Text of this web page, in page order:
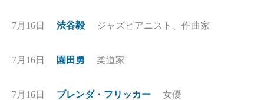
7月16日 渋谷毅 ジャズピアニスト、作曲家
7月16日 園田勇 柔道家
7月16日 ブレンダ・フリッカー 女優